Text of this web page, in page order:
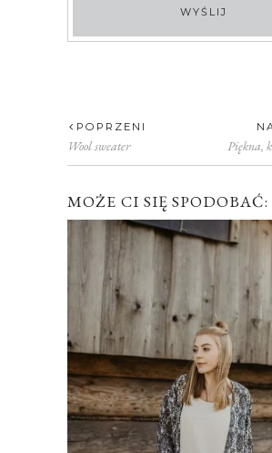
POPRZENI
Wool sweater Piękna,
MOŻE CI SIĘ SPODOBAĆ: